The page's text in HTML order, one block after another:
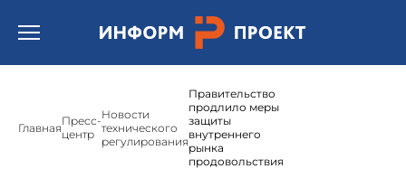
Открыть бургер меню.
ГлавнаяПресс-
центр
Новости
технического
регулирования
Правительство
продлило меры
защиты
внутреннего
рынка
продовольствия